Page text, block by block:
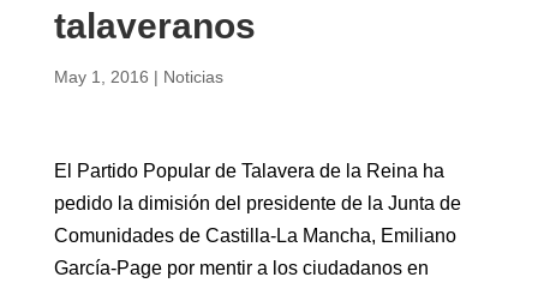
talaveranos
May 1, 2016 | Noticias
El Partido Popular de Talavera de la Reina ha
pedido la dimisión del presidente de la Junta de
Comunidades de Castilla-La Mancha, Emiliano
García-Page por mentir a los ciudadanos en